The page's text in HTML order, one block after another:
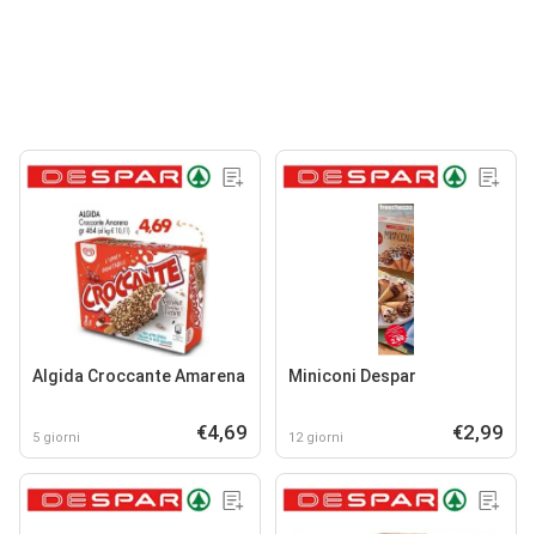
Algida Croccante Amarena
5 giorni €4,69
Miniconi Despar
12 giorni €2,99